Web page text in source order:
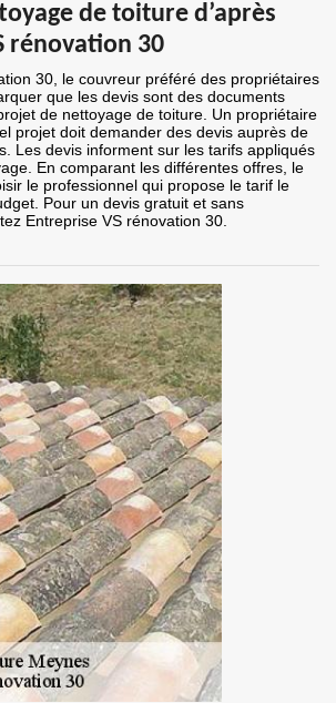
de toiture d’après
rénovation 30
30, le couvreur préféré des propriétaires
que les devis sont des documents
de nettoyage de toiture. Un propriétaire
projet doit demander des devis auprès de
Les devis informent sur les tarifs appliqués
En comparant les différentes offres, le
le professionnel qui propose le tarif le
Pour un devis gratuit et sans
Entreprise VS rénovation 30.